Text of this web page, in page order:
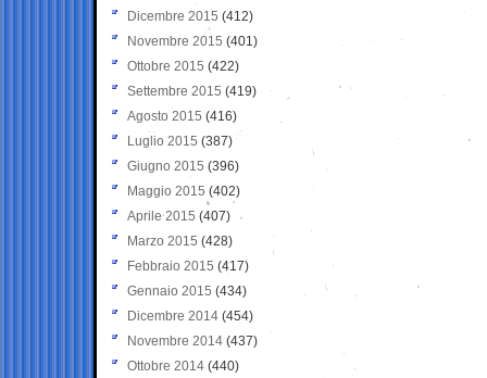
Dicembre 2015 (412)
Novembre 2015 (401)
Ottobre 2015 (422)
Settembre 2015 (419)
Agosto 2015 (416)
Luglio 2015 (387)
Giugno 2015 (396)
Maggio 2015 (402)
Aprile 2015 (407)
Marzo 2015 (428)
Febbraio 2015 (417)
Gennaio 2015 (434)
Dicembre 2014 (454)
Novembre 2014 (437)
Ottobre 2014 (440)